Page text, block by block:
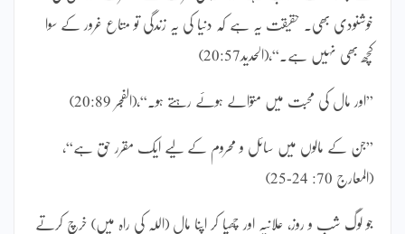
خوشنودی بھی۔ حقیقت یہ ہے کہ دنیا کی یہ زندگی تو متاع غرور کے سوا
کچھ بھی نہیں ہے۔“،(الحدید20:57)
”اور مال کی محبت میں متوالے ہوئے رہتے ہو۔“،(الفجر 20:89)
”جن کے مالوں میں سائل و محروم کے لیے ایک مقرر حق ہے“،
(المعارج 70: 24-25)
جو لوگ شب و روز، علانیہ اور چھپا کر اپنا مال (اللہ کی راہ میں) خرچ کرتے